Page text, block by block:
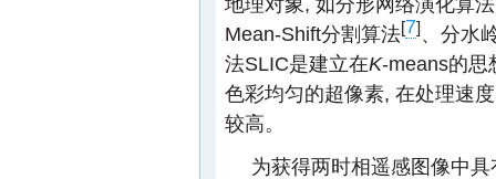
Mean-Shift分割算法[7]、分水
法SLIC是建立在K-means的思
色彩均匀的超像素, 在处理速
较高。
为获得两时相遥感图像中